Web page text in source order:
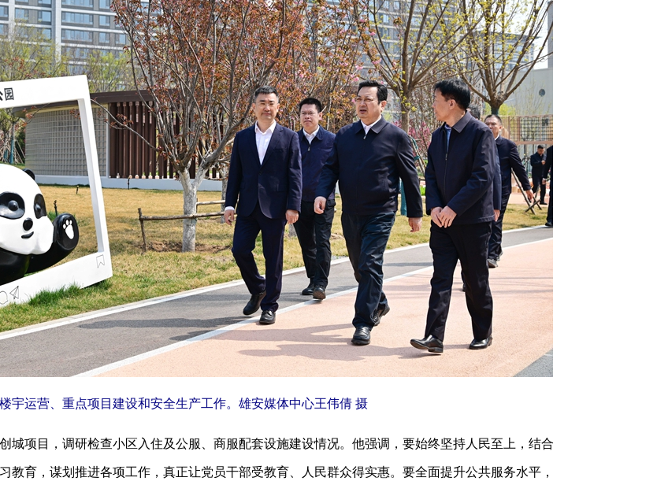
运营、重点项目建设和安全生产工作。雄安媒体中心王伟倩 摄
项目，调研检查小区入住及公服、商服配套设施建设情况。他强调，要始终坚持人民至上，结合
教育，谋划推进各项工作，真正让党员干部受教育、人民群众得实惠。要全面提升公共服务水平，